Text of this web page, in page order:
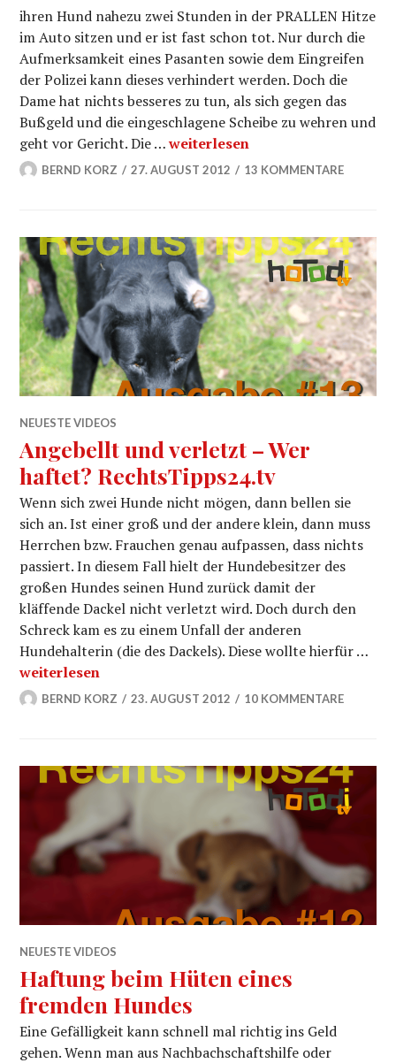
ihren Hund nahezu zwei Stunden in der PRALLEN Hitze
im Auto sitzen und er ist fast schon tot. Nur durch die
Aufmerksamkeit eines Pasanten sowie dem Eingreifen
der Polizei kann dieses verhindert werden. Doch die
Dame hat nichts besseres zu tun, als sich gegen das
Bußgeld und die eingeschlagene Scheibe zu wehren und
geht vor Gericht. Die …Einsatzkosten der Polizei bei
weiterlesen
BERND KORZ 27. AUGUST 2012 13 KOMMENTARE
NEUESTE VIDEOS
Angebellt und verletzt – Wer
haftet? RechtsTipps24.tv
Wenn sich zwei Hunde nicht mögen, dann bellen sie
sich an. Ist einer groß und der andere klein, dann muss
Herrchen bzw. Frauchen genau aufpassen, dass nichts
passiert. In diesem Fall hielt der Hundebesitzer des
großen Hundes seinen Hund zurück damit der
kläffende Dackel nicht verletzt wird. Doch durch den
Schreck kam es zu einem Unfall der anderen
Hundehalterin (die des Dackels). Diese wollte hierfür …
Angebellt und verletzt – Wer haftet? RechtsTipps24.tv
weiterlesen
BERND KORZ 23. AUGUST 2012 10 KOMMENTARE
NEUESTE VIDEOS
Haftung beim Hüten eines
fremden Hundes
Eine Gefälligkeit kann schnell mal richtig ins Geld
gehen. Wenn man aus Nachbachschaftshilfe oder